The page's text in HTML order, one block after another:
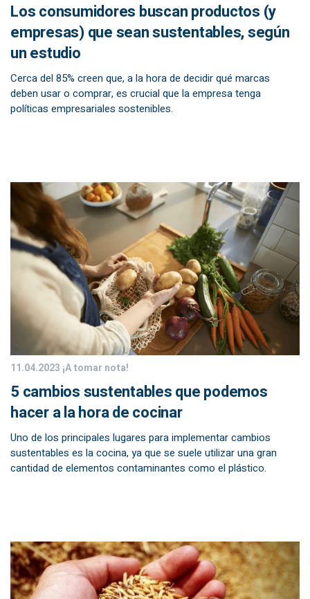
Los consumidores buscan productos (y
empresas) que sean sustentables, según
un estudio
Cerca del 85% creen que, a la hora de decidir qué marcas
deben usar o comprar, es crucial que la empresa tenga
políticas empresariales sostenibles.
11.04.2023 ¡A tomar nota!
5 cambios sustentables que podemos
hacer a la hora de cocinar
Uno de los principales lugares para implementar cambios
sustentables es la cocina, ya que se suele utilizar una gran
cantidad de elementos contaminantes como el plástico.